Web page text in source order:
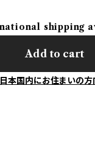
shipping
Add to cart
日本国内にお住まいの方